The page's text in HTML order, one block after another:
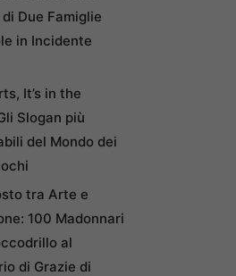
Due Famiglie
in Incidente
It’s in the
Slogan più
del Mondo dei
tra Arte e
100 Madonnari
al
di Grazie di